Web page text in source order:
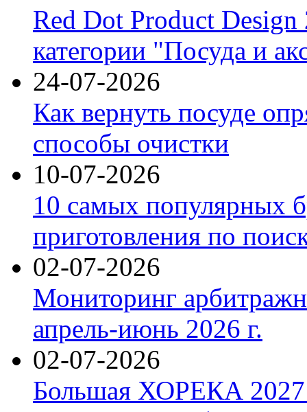
Red Dot Product Design
категории "Посуда и
24-07-2026
Как вернуть посуде
способы очистки
10-07-2026
10 самых популярных
приготовления по
02-07-2026
Мониторинг
апрель-июнь 2026 г.
02-07-2026
Большая ХОРЕКА 2027: